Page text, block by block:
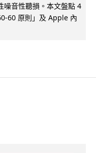
噪音性聽損。本文盤點 4
60 原則」及 Apple 內